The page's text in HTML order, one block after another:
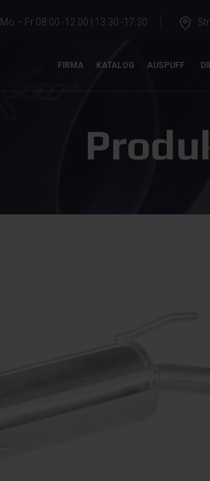
Mo – Fr 08.00 -12.00 | 13.30 -17.30
FIRMA KATALOG AUSPUFF